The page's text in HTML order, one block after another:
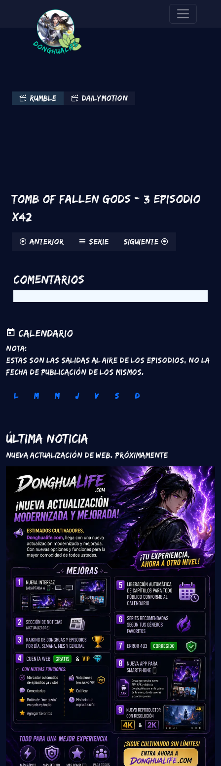
rumble Dailymotion
Tomb of Fallen Gods - 3 Episodio
x42
Anterior Serie Siguiente
Comentarios
Calendario
Nota:
Estas son las salidas al aire de los episodios, no la
fecha de publicación de los mismos.
L M M J V S D
Última Noticia
Nueva Actualización de Web. Próximamente